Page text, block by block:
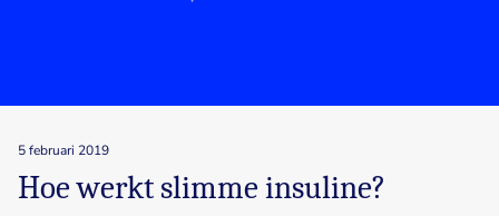
5 februari 2019
Hoe werkt slimme insuline?